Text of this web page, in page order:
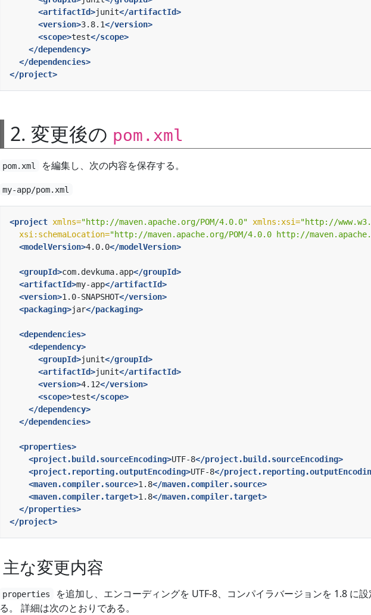
<artifactId>junit</artifactId>
<version>3.8.1</version>
<scope>test</scope>
</dependency>
</dependencies>
</project>
2. 変更後の pom.xml
pom.xml を編集し、次の内容を保存する。
my-app/pom.xml
<project xmlns="http://maven.apache.org/POM/4.0.0" xmlns:xsi="http://
xsi:schemaLocation="http://maven.apache.org/POM/4.0.0 http://
<modelVersion>4.0.0</modelVersion>
<groupId>com.devkuma.app</groupId>
<artifactId>my-app</artifactId>
<version>1.0-SNAPSHOT</version>
<packaging>jar</packaging>
<dependencies>
<dependency>
<groupId>junit</groupId>
<artifactId>junit</artifactId>
<version>4.12</version>
<scope>test</scope>
</dependency>
</dependencies>
<properties>
<project.build.sourceEncoding>UTF-8</project.build.sourceEncoding>
<project.reporting.outputEncoding>UTF-8</
<maven.compiler.source>1.8</maven.compiler.source>
<maven.compiler.target>1.8</maven.compiler.target>
</properties>
</project>
主な変更内容
properties
を追加し、エンコーディングを UTF-8、コンパイラバージョンを 1.8 に
る。 詳細は次のとおりである。